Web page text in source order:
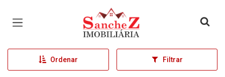
Página inicial
Ordenar Filtrar